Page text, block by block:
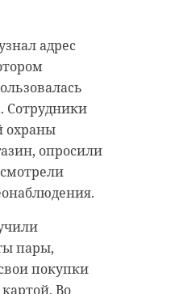
адрес
Сотрудники
охраны
опросили
пары,
покупки
Во
и
со
Спутник
к Земле на
тысяч
и
не больше 3
обычно
принято